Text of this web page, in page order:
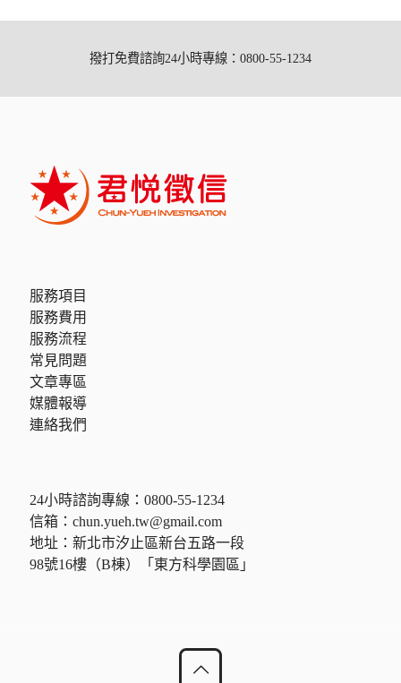
撥打免費諮詢24小時專線：0800-55-1234
服務項目
服務費用
服務流程
常見問題
文章專區
媒體報導
連絡我們
24小時諮詢專線： 0800-55-1234
信箱： chun.yueh.tw@gmail.com
地址：新北市汐止區新台五路一段
98號16樓（B棟）「東方科學園區」